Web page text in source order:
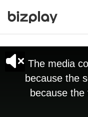
The media
because the
because